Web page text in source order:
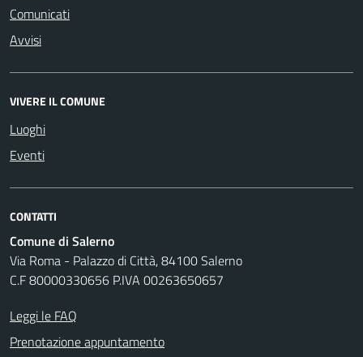
Comunicati
Avvisi
VIVERE IL COMUNE
Luoghi
Eventi
CONTATTI
Comune di Salerno
Via Roma - Palazzo di Città, 84100 Salerno
C.F 80000330656 P.IVA 00263650657
Leggi le FAQ
Prenotazione appuntamento